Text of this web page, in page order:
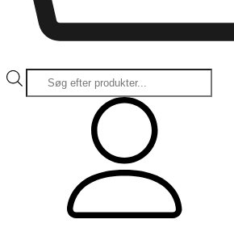
Products
search